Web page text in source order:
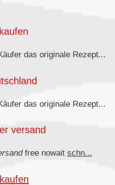
das originale Rezept...
das originale Rezept...
versand
free nowait schn...